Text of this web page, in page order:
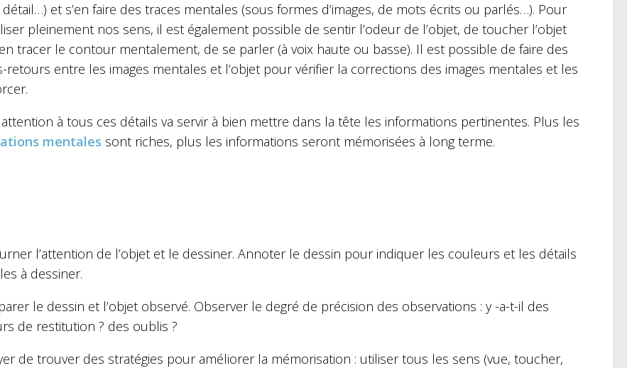
et s’en faire des traces mentales (sous formes d’images, de mots écrits ou parlés…). Pour
pleinement nos sens, il est également possible de sentir l’odeur de l’objet, de toucher l’objet
tracer le contour mentalement, de se parler (à voix haute ou basse). Il est possible de faire des
retours entre les images mentales et l’objet pour vérifier la corrections des images mentales et les
attention à tous ces détails va servir à bien mettre dans la tête les informations pertinentes. Plus les
mentales sont riches, plus les informations seront mémorisées à long terme.
l’attention de l’objet et le dessiner. Annoter le dessin pour indiquer les couleurs et les détails
à dessiner.
le dessin et l’objet observé. Observer le degré de précision des observations : y -a-t-il des
de restitution ? des oublis ?
de trouver des stratégies pour améliorer la mémorisation : utiliser tous les sens (vue, toucher,